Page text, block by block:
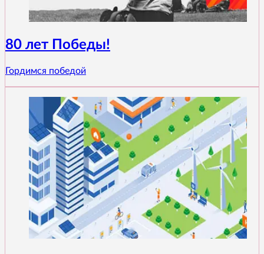
80 лет Победы!
Гордимся победой